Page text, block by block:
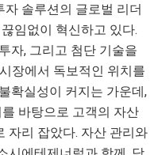
솔루션의 글로벌 리더
임없이 혁신하고 있다.
자, 그리고 첨단 기술을
장에서 독보적인 위치를
확실성이 커지는 가운데,
바탕으로 고객의 자산
자리 잡았다. 자산 관리와